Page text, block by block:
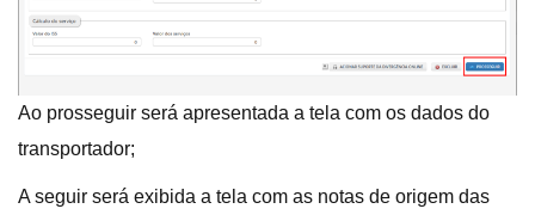
Ao prosseguir será apresentada a tela com os dados do
transportador;
A seguir será exibida a tela com as notas de origem das